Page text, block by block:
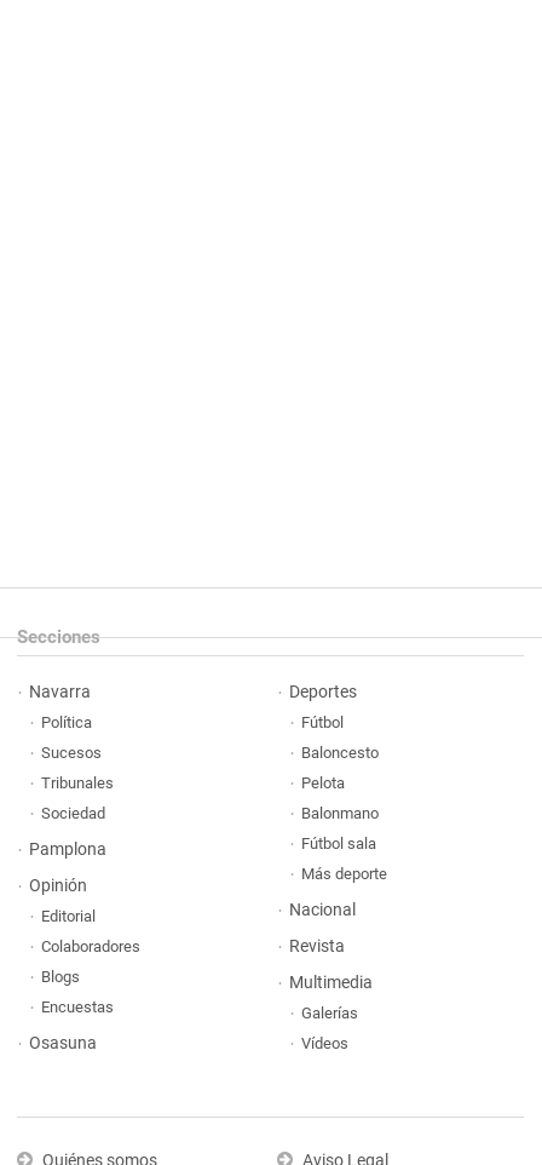
Secciones
Navarra
Política
Sucesos
Tribunales
Sociedad
Pamplona
Opinión
Editorial
Colaboradores
Blogs
Encuestas
Osasuna
Deportes
Fútbol
Baloncesto
Pelota
Balonmano
Fútbol sala
Más deporte
Nacional
Revista
Multimedia
Galerías
Vídeos